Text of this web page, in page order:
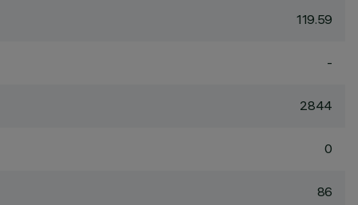
119.59
-
2844
0
86